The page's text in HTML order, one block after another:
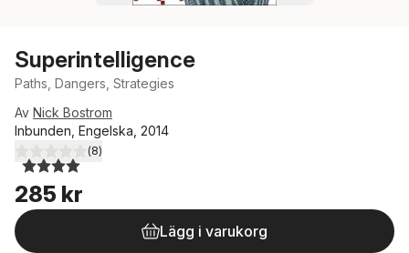
Superintelligence
Paths, Dangers, Strategies
Av Nick Bostrom
Inbunden, Engelska, 2014
4,0utav 5 stjärnor. Totalt antal röster:
(8)
285 kr
Lägg i varukorg